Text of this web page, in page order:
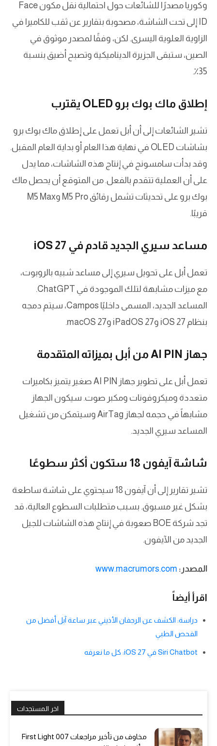
وكوريا مصدرًا للشائعات حول احتمالية نقل مكون Face
ID إلى تحت الشاشة، مصحوبة بتقارير عن ثقب للكاميرا في
الزاوية العلوية اليسرى. لكن، وفقًا لمصدر موثوق في
الصين، ستبقى الجزيرة الديناميكية وتصبح أضيق بنسبة
35٪.
إطلاق ماك بوك برو OLED يقترب
تشير الشائعات إلى أن أبل تعمل على إطلاق ماك بوك برو
بشاشات OLED في نهاية هذا العام أو بداية العام المقبل.
وقد بدأت سامسونج في إنتاج هذه الشاشات، مما يدل
على أن العملية تتقدم بالفعل. من المتوقع أن يحصل ماك
بوك برو على تحديثات تشمل رقائق M5 Pro وM5 Max
قريبًا.
مساعد سيري الجديد قادم في iOS 27
تعمل أبل على تحويل سيري إلى مساعد شبيه بالروبوت،
مع ميزات مشابهة لتلك الموجودة في ChatGPT.
المساعد الجديد، المسمى داخليًا Campos، سيتم دمجه
بنظام iOS 27 وiPadOS 27 وmacOS 27.
جهاز AI PIN من أبل بميزاته المتقدمة
تعمل أبل على تطوير جهاز AI PIN صغير يتميز بكاميرات
متعددة وميكروفونات ومكبر صوت. سيكون الجهاز
مشابهاً في حجمه لجهاز AirTag وسيتمكن من تشغيل
المساعد سيري الجديد.
شاشة آيفون 18 ستكون أكثر سطوعًا
تشير تقارير إلى أن آيفون 18 سيحتوي على شاشة ساطعة
بشكل غير مسبوق. بسبب متطلبات السطوع العالية، قد
تجد شركة BOE صعوبة في إنتاج هذه الشاشات للجيل
الجديد من الآيفون.
المصدر: www.macrumors.com
اقرأ أيضاً
دراسة: الكشف عن الرجفان الأذيني عبر ساعة آبل أفضل من
الفحص الطبي
Siri Chatbot في iOS 27: كل ما نعرفه
اخر المستجدات
مخاوف من تأخير مراجعات 007 First Light